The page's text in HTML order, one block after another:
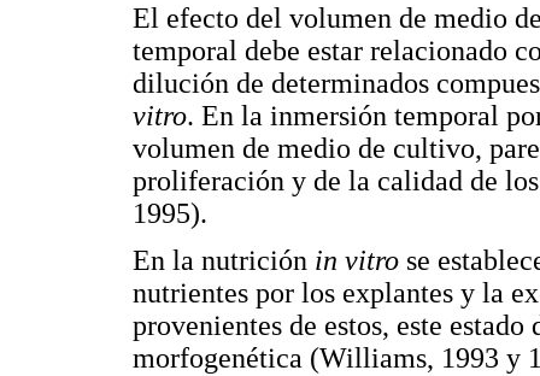
El efecto del volumen de medio
temporal debe estar relacionado
dilución de determinados
vitro. En la inmersión temporal
volumen de medio de cultivo,
proliferación y de la calidad de
1995).
En la nutrición in vitro se
nutrientes por los explantes y la
provenientes de estos, este
morfogenética (Williams, 1993 y